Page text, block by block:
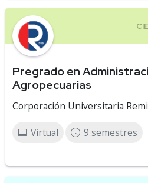
Pregrado en
Agropecuarias
Corporación Universitaria
Virtual 9 semestres